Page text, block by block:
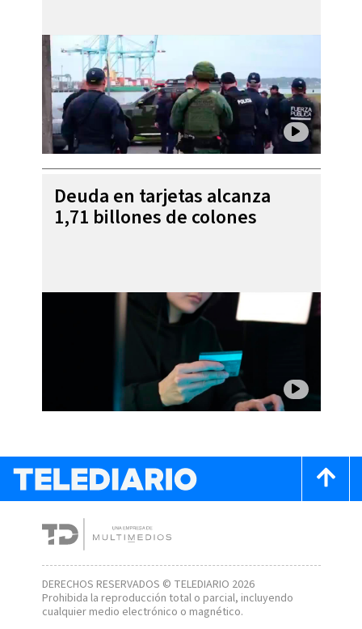
Deuda en tarjetas alcanza
1,71 billones de colones
DERECHOS RESERVADOS © TELEDIARIO 2026
Prohibida la reproducción total o parcial, incluyendo
cualquier medio electrónico o magnético.